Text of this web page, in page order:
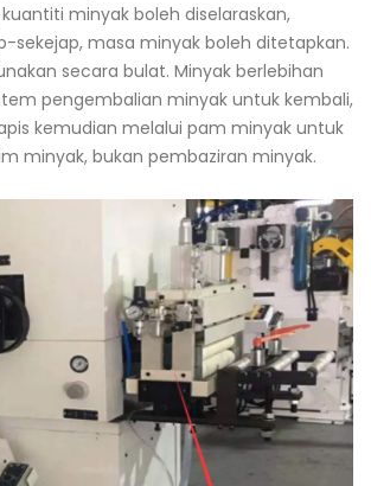
minyak boleh diselaraskan,
sekejap, masa minyak boleh ditetapkan.
secara bulat. Minyak berlebihan
pengembalian minyak untuk kembali,
kemudian melalui pam minyak untuk
minyak, bukan pembaziran minyak.